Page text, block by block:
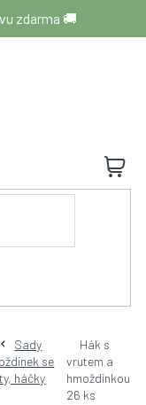
zdarma 🚚
Sady
se
háčky
Hák s
vrutem a
hmoždinkou
26 ks